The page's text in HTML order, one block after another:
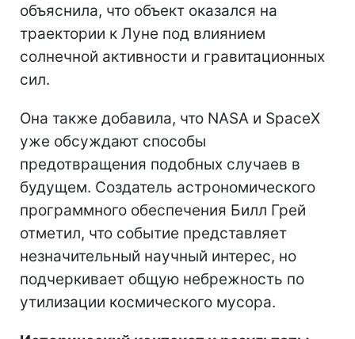
объяснила, что объект оказался на
траектории к Луне под влиянием
солнечной активности и гравитационных
сил.
Она также добавила, что NASA и SpaceX
уже обсуждают способы
предотвращения подобных случаев в
будущем. Создатель астрономического
программного обеспечения Билл Грей
отметил, что событие представляет
незначительный научный интерес, но
подчеркивает общую небрежность по
утилизации космического мусора.